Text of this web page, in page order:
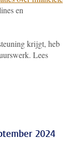
en
krijgt, heb
Lees
2024